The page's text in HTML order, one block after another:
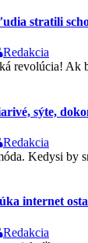
stratili
Redakcia
revolúcia!
sýte,
Redakcia
Kedysi by
internet
Redakcia